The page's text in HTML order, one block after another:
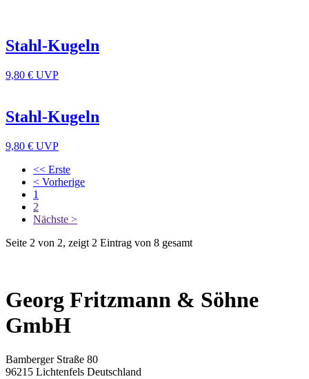
Stahl-Kugeln
9,80 € UVP
Stahl-Kugeln
9,80 € UVP
<< Erste
< Vorherige
1
2
Nächste >
Seite 2 von 2, zeigt 2 Eintrag von 8 gesamt
Georg Fritzmann & Söhne
GmbH
Bamberger Straße 80
96215 Lichtenfels Deutschland